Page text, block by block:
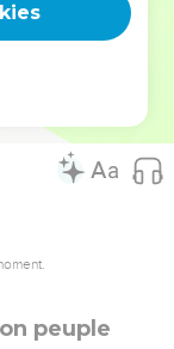
Pour vous procurer
peuple